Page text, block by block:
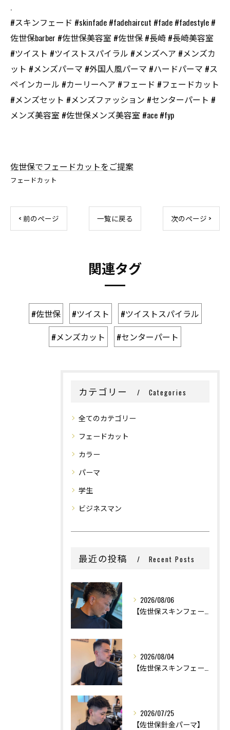
.
#スキンフェード #skinfade #fadehaircut #fade #fadestyle #
佐世保barber #佐世保美容室 #佐世保 #長崎 #長崎美容室
#ツイスト #ツイストスパイラル #メンズヘア #メンズカ
ット #メンズパーマ #外国人風パーマ #ハードパーマ #ス
ペインカール #カーリーヘア #フェード #フェードカット
#メンズセット #メンズファッション #センターパート #
メンズ美容室 #佐世保メンズ美容室 #ace #fyp
佐世保でフェードカットをご提案
フェードカット
< 前のページ 一覧に戻る 次のページ >
関連タグ
#佐世保 #ツイスト
#ツイストスパイラル
#メンズカット
#センターパート
カテゴリー Categories
全てのカテゴリー
フェードカット
カラー
パーマ
学生
ビジネスマン
最近の投稿 Recent Posts
2026/08/06
2026/08/04
2026/07/25
【佐世保針金パーマ】